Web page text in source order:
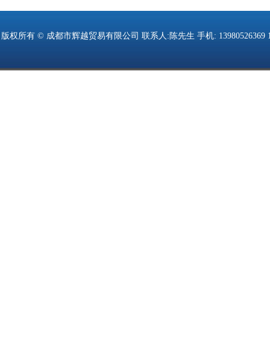
版权所有 © 成都市辉越贸易有限公司 联系人:陈先生 手机: 13980526369